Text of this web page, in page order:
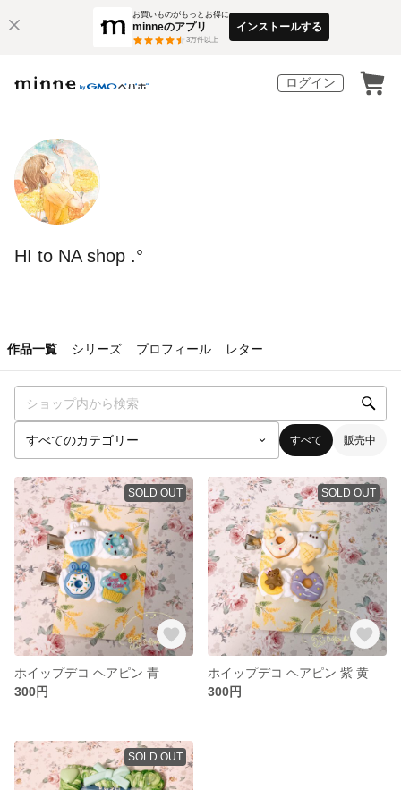
お買いものがもっとお得に
minneのアプリ
3万件以上
インストールする
ログイン
HI to NA shop .°
作品一覧 シリーズ プロフィール レター
すべて 販売中
SOLD OUT
ホイップデコ ヘアピン 青
300円
SOLD OUT
ホイップデコ ヘアピン 紫 黄
300円
SOLD OUT